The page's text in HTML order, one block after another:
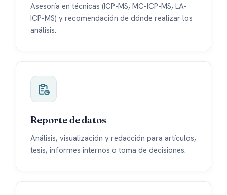
Asesoría en técnicas (ICP-MS, MC-ICP-MS, LA-
ICP-MS) y recomendación de dónde realizar los
análisis.
Reporte de datos
Análisis, visualización y redacción para artículos,
tesis, informes internos o toma de decisiones.